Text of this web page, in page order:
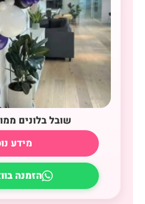
שובל בלונים
מידע
הזמנה